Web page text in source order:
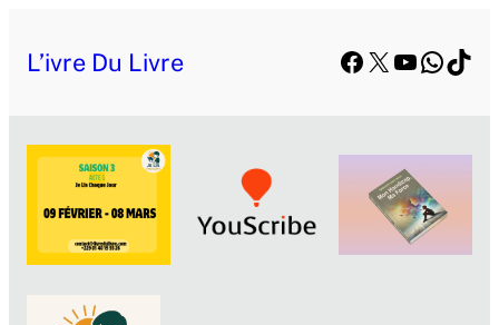
auL’ivre Du Livre Facebook
X YouTube